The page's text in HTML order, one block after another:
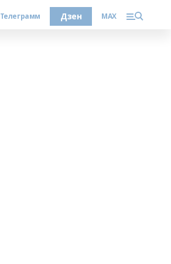
Телеграмм Дзен MAX